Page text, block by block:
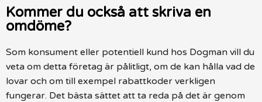
Kommer du också att skriva en
omdöme?
Som konsument eller potentiell kund hos Dogman vill du
veta om detta företag är pålitligt, om de kan hålla vad de
lovar och om till exempel rabattkoder verkligen
fungerar. Det bästa sättet att ta reda på det är genom